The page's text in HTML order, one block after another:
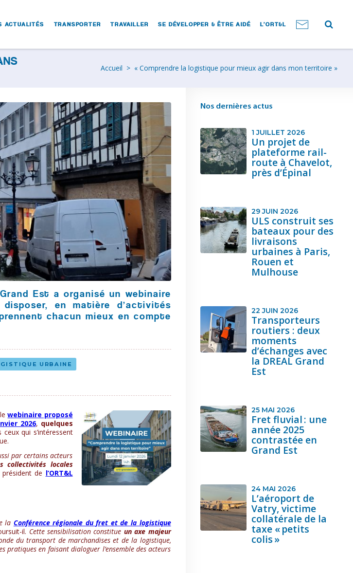
ACTUALITÉS TRANSPORTER TRAVAILLER SE DÉVELOPPER & ÊTRE AIDÉ L’ORT&L
Accueil > « Comprendre la logistique pour mieux agir dans mon territoire »
Est a organisé un webinaire
en matière d’activités
chacun mieux en compte
URBAINE
lewebinaire proposé
2026, quelques
ceux qui s’intéressent
par certains acteurs
collectivités locales
de l’ORT&L
la Conférence régionale du fret et de la logistique
il. Cette sensibilisation constitue un axe majeur
du transport de marchandises et de la logistique,
pratiques en faisant dialoguer l’ensemble des acteurs
Nos dernières actus
1 JUILLET 2026
Un projet de
plateforme rail-
route à Chavelot,
près d’Épinal
29 JUIN 2026
ULS construit ses
bateaux pour des
livraisons
urbaines à Paris,
Rouen et
Mulhouse
22 JUIN 2026
Transporteurs
routiers : deux
moments
d’échanges avec
la DREAL Grand
Est
25 MAI 2026
Fret fluvial : une
année 2025
contrastée en
Grand Est
24 MAI 2026
L’aéroport de
Vatry, victime
collatérale de la
taxe « petits
colis »